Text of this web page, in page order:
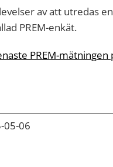
av att utredas
PREM-enkät.
PREM-
05-06